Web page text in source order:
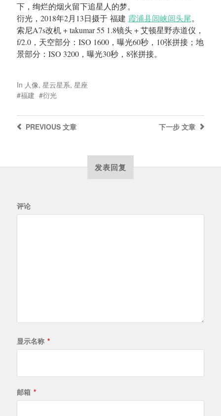
下，绚烂的烟火留下追星人的梦。
衍光，2018年2月13日摄于 福建 霞浦县闾峡闾头尾。
索尼A7s改机 + takumar 55 1.8镜头 + 艾顿星野赤道仪，
f/2.0，天空部分：ISO 1600，曝光60秒，10张拼接；地
景部分：ISO 3200，曝光30秒，8张拼接。
In 人像, 星云星系, 星座
福建
衍光
下一步 文章
PREVIOUS文章
发表回复
评论
显示名称 *
邮箱 *